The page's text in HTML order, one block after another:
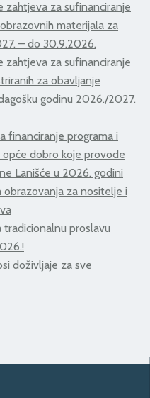
za sufinanciranje
materijala za
– do 30.9.2026.
za sufinanciranje
za obavljanje
godinu 2026./2027.
financiranje programa i
dobro koje provode
Lanišće u 2026. godini
za nositelje i
tradicionalnu proslavu
doživljaje za sve